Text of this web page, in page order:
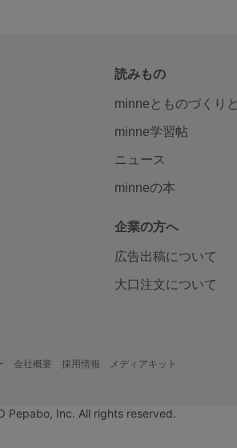
読みもの
minneとものづくりと
minne学習帖
ニュース
minneの本
企業の方へ
広告出稿について
大口注文について
会社概要 採用情報 メディアキット
Pepabo, Inc. All rights reserved.